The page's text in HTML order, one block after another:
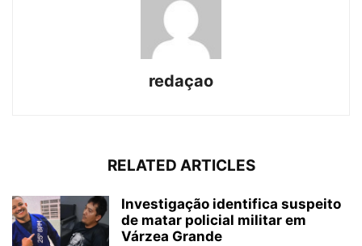
redaçao
RELATED ARTICLES
Investigação identifica suspeito
de matar policial militar em
Várzea Grande